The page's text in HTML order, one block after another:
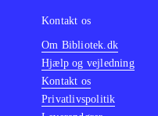
Kontakt os
Om Bibliotek.dk
Hjælp og vejledning
Kontakt os
Privatlivspolitik